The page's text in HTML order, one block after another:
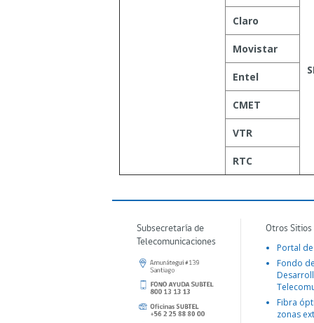
Claro
Movistar
Entel
CMET
VTR
RTC
Subsecretaría de
Telecomunicaciones
Otros
Portal
Fondo
Fibra
zonas